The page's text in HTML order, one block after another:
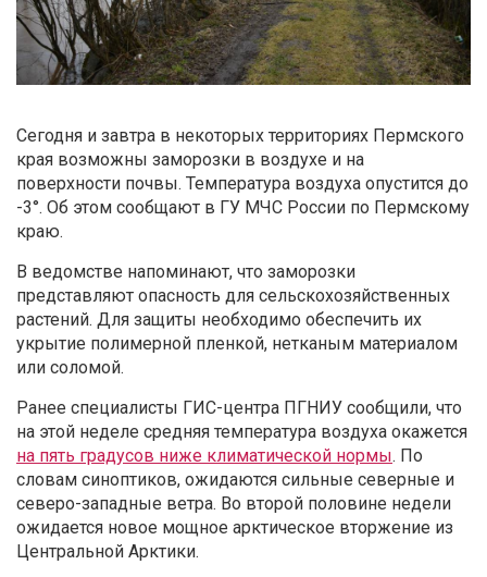
Сегодня и завтра в некоторых территориях Пермского
края возможны заморозки в воздухе и на
поверхности почвы. Температура воздуха опустится до
-3°. Об этом сообщают в ГУ МЧС России по Пермскому
краю.
В ведомстве напоминают, что заморозки
представляют опасность для сельскохозяйственных
растений. Для защиты необходимо обеспечить их
укрытие полимерной пленкой, нетканым материалом
или соломой.
Ранее специалисты ГИС-центра ПГНИУ сообщили, что
на этой неделе средняя температура воздуха окажется
на пять градусов ниже климатической нормы. По
словам синоптиков, ожидаются сильные северные и
северо-западные ветра. Во второй половине недели
ожидается новое мощное арктическое вторжение из
Центральной Арктики.